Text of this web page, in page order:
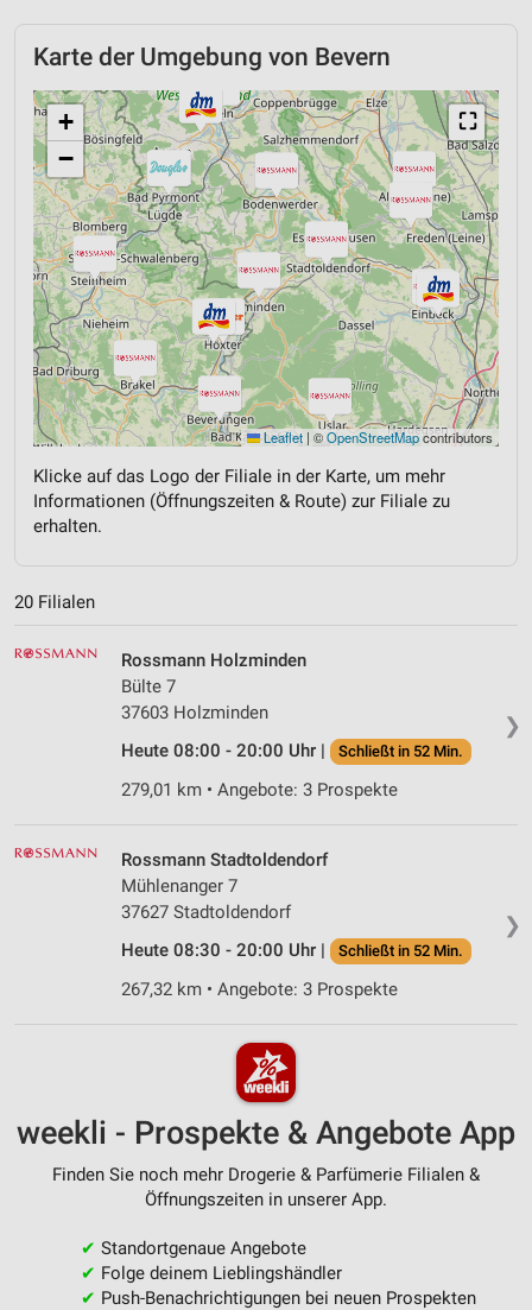
Karte der Umgebung von Bevern
⛶
+
−
Leaflet | ©OpenStreetMapcontributors
Klicke auf das Logo der Filiale in der Karte, um mehr
Informationen (Öffnungszeiten & Route) zur Filiale zu
erhalten.
20 Filialen
❯
Rossmann Holzminden
Bülte 7
37603 Holzminden
Heute 08:00 - 20:00 Uhr |
Schließt in 52 Min.
279,01 km • Angebote: 3 Prospekte
❯
Rossmann Stadtoldendorf
Mühlenanger 7
37627 Stadtoldendorf
Heute 08:30 - 20:00 Uhr |
Schließt in 52 Min.
267,32 km • Angebote: 3 Prospekte
weekli - Prospekte & Angebote App
Finden Sie noch mehr Drogerie & Parfümerie Filialen &
Öffnungszeiten in unserer App.
✔ Standortgenaue Angebote
✔ Folge deinem Lieblingshändler
✔ Push-Benachrichtigungen bei neuen Prospekten